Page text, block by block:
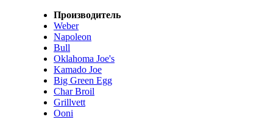
Производитель
Weber
Napoleon
Bull
Oklahoma Joe's
Kamado Joe
Big Green Egg
Char Broil
Grillvett
Ooni